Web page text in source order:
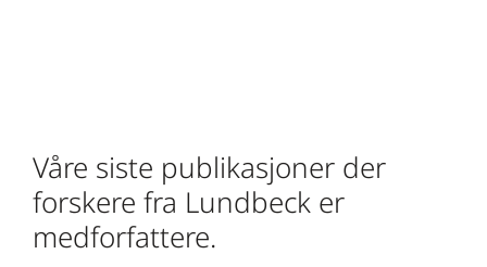
Våre siste publikasjoner der
forskere fra Lundbeck er
medforfattere.